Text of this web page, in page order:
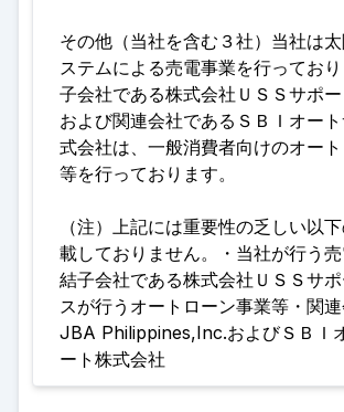
その他（当社を含む３社）当社は
ステムによる売電事業を行ってお
子会社である株式会社ＵＳＳサポ
および関連会社であるＳＢＩオー
式会社は、一般消費者向けのオー
等を行っております。
（注）上記には重要性の乏しい以
載しておりません。・当社が行う
結子会社である株式会社ＵＳＳサ
スが行うオートローン事業等・関
JBA Philippines,Inc.およびＳＢＩ
ート株式会社